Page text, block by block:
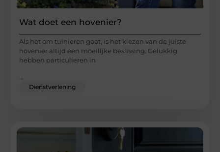
Wat doet een hovenier?
Als het om tuinieren gaat, is het kiezen van de juiste
hovenier altijd een moeilijke beslissing. Gelukkig
hebben particulieren in
Dienstverlening